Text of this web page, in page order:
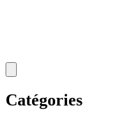
Catégories